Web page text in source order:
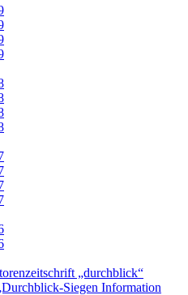
„durchblick“
Siegen Information